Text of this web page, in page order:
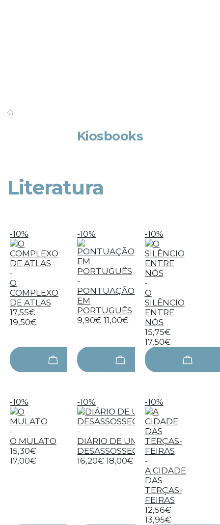
Kiosbooks
Literatura
-10%
-
O
COMPLEXO
DE ATLAS
17,55€
19,50€
-10%
-
PONTUAÇÃO
EM
PORTUGUÊS
9,90€ 11,00€
-10%
-
O
SILÊNCIO
ENTRE
NÓS
15,75€
17,50€
-10%
-
O MULATO
15,30€
17,00€
-10%
-
DIÁRIO DE UM
DESASSOSSEGADO
16,20€ 18,00€
-10%
-
A CIDADE
DAS
TERÇAS-
FEIRAS
12,56€
13,95€